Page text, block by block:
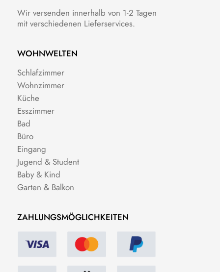
Wir versenden innerhalb von 1-2 Tagen
mit verschiedenen Lieferservices.
WOHNWELTEN
Schlafzimmer
Wohnzimmer
Küche
Esszimmer
Bad
Büro
Eingang
Jugend & Student
Baby & Kind
Garten & Balkon
ZAHLUNGSMÖGLICHKEITEN